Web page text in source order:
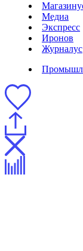
Медиа
Экспресс
Иронов
Журналус